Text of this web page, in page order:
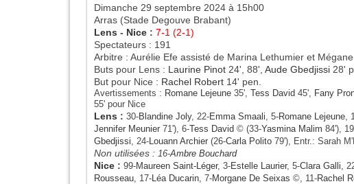
Dimanche 29 septembre 2024 à 15h00
Arras (Stade Degouve Brabant)
Lens - Nice : 7-1 (2-1)
Spectateurs : 191
Arbitre : Aurélie Efe assisté de Marina Lethumier et Mégane
Buts pour Lens : Laurine Pinot 24', 88', Aude Gbedjissi 28'
But pour Nice : Rachel Robert 14' pen.
Avertissements : Romane Lejeune 35', Tess David 45', Fany
55' pour Nice
Lens : 30-Blandine Joly, 22-Emma Smaali , 5-Romane Lejeune ,
Jennifer Meunier 71'), 6-Tess David © (33-Yasmina Malim 84'),
Gbedjissi , 24- Louann Archier (26-Carla Polito 79'), Entr.: Sarah
Non utilisées : 16-Ambre Bouchard
Nice : 99-Maureen Saint-Léger, 3-Estelle Laurier, 5-Clara Galli ,
Rousseau , 17- Léa Ducarin , 7-Morgane De Seixas ©, 11-Rachel